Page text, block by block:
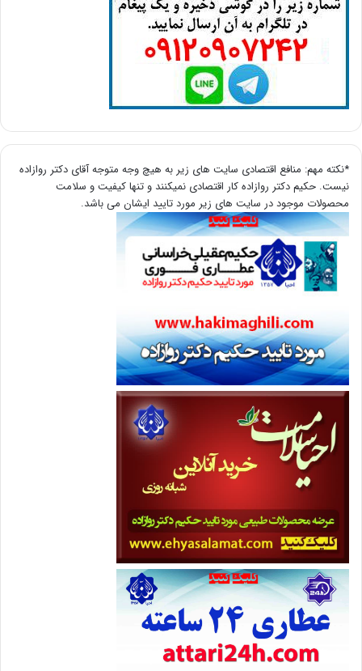
*نکته مهم: منافع اقتصادی سایت های زیر به هیچ وجه متوجه آقای دکتر روازاده
نیست. حکیم دکتر روازاده کار اقتصادی نمیکنند و تنها کیفیت و سلامت
محصولات موجود در سایت های زیر مورد تایید ایشان می باشد.